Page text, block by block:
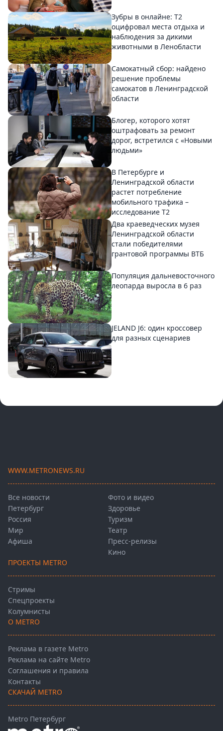
Зубры в онлайне: Т2
оцифровал места отдыха и
наблюдения за дикими
животными в Ленобласти
Самокатный сбор: найдено
решение проблемы
самокатов в Ленинградской
области
Блогер, которого хотят
оштрафовать за ремонт
дорог, встретился с «Новыми
людьми»
В Петербурге и
Ленинградской области
растет потребление
мобильного трафика –
исследование T2
Два краеведческих музея
Ленинградской области
стали победителями
грантовой программы ВТБ
Популяция дальневосточного
леопарда выросла в 6 раз
JELAND J6: один кроссовер
для разных сценариев
WWW.METRONEWS.RU
Все новости
Петербург
Россия
Мир
Афиша
Фото и видео
Здоровье
Туризм
Театр
Пресс-релизы
Кино
ПРОЕКТЫ METRO
Стримы
Спецпроекты
Колумнисты
О METRO
Реклама в газете Metro
Реклама на сайте Metro
Соглашения и правила
Контакты
СКАЧАЙ METRO
Metro Петербург